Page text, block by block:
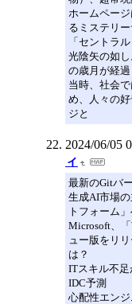
ホームペー
るミステリー
「セントラ
光陰矢の如
の歳月が経過
当時、社会
め、人々の
ジと
2024/06/05
ィ
最新のGitバ
生成AI市場
トフォーム
Microsoft、
ュー版をリ
は？
ITスキル不
IDC予測
心配性エン